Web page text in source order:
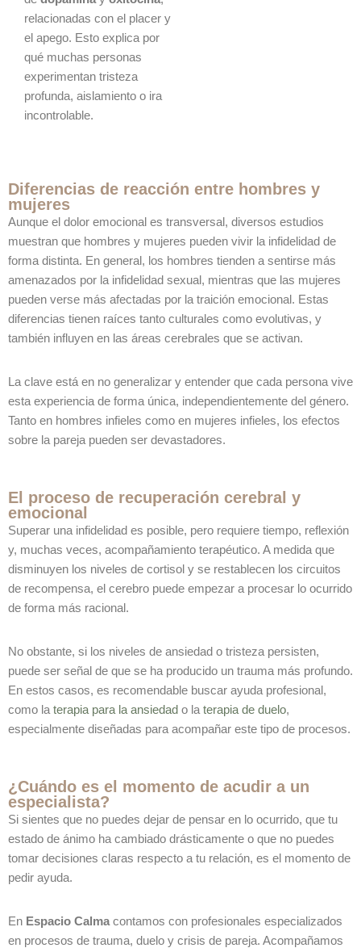
relacionadas con el placer y
el apego. Esto explica por
qué muchas personas
experimentan tristeza
profunda, aislamiento o ira
incontrolable.
Diferencias de reacción entre hombres y
mujeres
Aunque el dolor emocional es transversal, diversos estudios
muestran que hombres y mujeres pueden vivir la infidelidad de
forma distinta. En general, los hombres tienden a sentirse más
amenazados por la infidelidad sexual, mientras que las mujeres
pueden verse más afectadas por la traición emocional. Estas
diferencias tienen raíces tanto culturales como evolutivas, y
también influyen en las áreas cerebrales que se activan.
La clave está en no generalizar y entender que cada persona vive
esta experiencia de forma única, independientemente del género.
Tanto en hombres infieles como en mujeres infieles, los efectos
sobre la pareja pueden ser devastadores.
El proceso de recuperación cerebral y
emocional
Superar una infidelidad es posible, pero requiere tiempo, reflexión
y, muchas veces, acompañamiento terapéutico. A medida que
disminuyen los niveles de cortisol y se restablecen los circuitos
de recompensa, el cerebro puede empezar a procesar lo ocurrido
de forma más racional.
No obstante, si los niveles de ansiedad o tristeza persisten,
puede ser señal de que se ha producido un trauma más profundo.
En estos casos, es recomendable buscar ayuda profesional,
como la terapia para la ansiedad o la terapia de duelo,
especialmente diseñadas para acompañar este tipo de procesos.
¿Cuándo es el momento de acudir a un
especialista?
Si sientes que no puedes dejar de pensar en lo ocurrido, que tu
estado de ánimo ha cambiado drásticamente o que no puedes
tomar decisiones claras respecto a tu relación, es el momento de
pedir ayuda.
En Espacio Calma contamos con profesionales especializados
en procesos de trauma, duelo y crisis de pareja. Acompañamos